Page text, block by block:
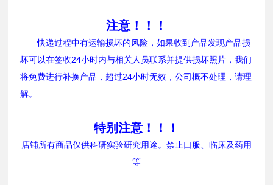
注意！！！
快递过程中有运输损坏的风险，如果收到产品发现产品损
坏可以在签收24小时内与相关人员联系并提供损坏照片，我们
将免费进行补换产品，超过24小时无效，公司概不处理，请理
解。
特别注意！！！
店铺所有商品仅供科研实验研究用途。禁止口服、临床及药用
等